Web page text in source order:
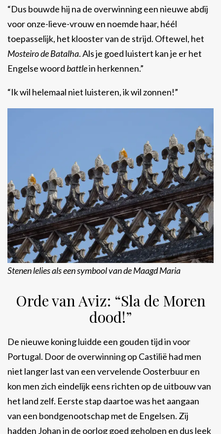
“Dus bouwde hij na de overwinning een nieuwe abdij
voor onze-lieve-vrouw en noemde haar, héél
toepasselijk, het klooster van de strijd. Oftewel, het
Mosteiro de Batalha. Als je goed luistert kan je er het
Engelse woordbattlein herkennen.”
“Ik wil helemaal niet luisteren, ik wil zonnen!”
Stenen lelies als een symbool van de Maagd Maria
Orde van Aviz: “Sla de Moren
dood!”
De nieuwe koning luidde een gouden tijd in voor
Portugal. Door de overwinning op Castilië had men
niet langer last van een vervelende Oosterbuur en
kon men zich eindelijk eens richten op de uitbouw van
het land zelf. Eerste stap daartoe was het aangaan
van een bondgenootschap met de Engelsen. Zij
hadden Johan in de oorlog goed geholpen en dus leek